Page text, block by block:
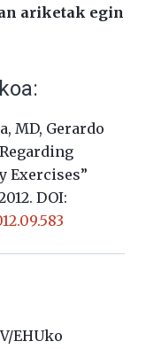
ariketak egin
MD, Gerardo
Exercises”
DOI:
EHUko